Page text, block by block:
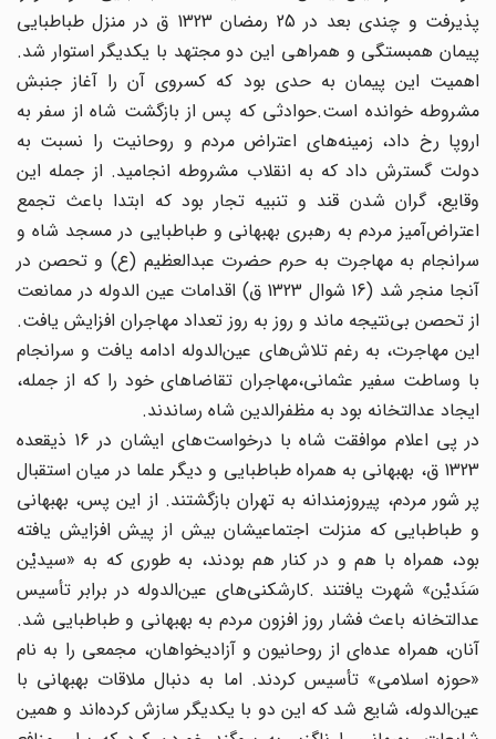
پذیرفت و چندی بعد در 25 رمضان 1323 ق در منزل طباطبایی
پیمان همبستگی و همراهی این دو مجتهد با یکدیگر استوار شد.
اهمیت این پیمان به حدی بود که کسروی آن را آغاز جنبش
مشروطه خوانده است.حوادثی که پس از بازگشت شاه از سفر به
اروپا رخ داد، زمینه‌های اعتراض مردم و روحانیت را نسبت به
دولت گسترش داد که به انقلاب مشروطه انجامید. از جمله این
وقایع، گران شدن قند و تنبیه تجار بود که ابتدا باعث تجمع
اعتراض‌آمیز مردم به رهبری بهبهانی و طباطبایی در مسجد شاه و
سرانجام به مهاجرت به حرم حضرت عبدالعظیم (ع) و تحصن در
آنجا منجر شد (16 شوال 1323 ق) اقدامات عین‌ الدوله در ممانعت
از تحصن بی‌نتیجه ماند و روز به روز تعداد مهاجران افزایش یافت.
این مهاجرت، به رغم تلاش‌های عین‌الدوله ادامه یافت و سرانجام
با وساطت سفیر عثمانی،‌مهاجران تقاضاهای خود را که از جمله،‌
ایجاد عدالتخانه بود به مظفرالدین شاه رساندند.
در پی اعلام موافقت شاه با درخواست‌های ایشان در 16 ذیقعده
1323 ق، بهبهانی به همراه طباطبایی و دیگر علما در میان استقبال
پر شور مردم،‌ پیروزمندانه به تهران بازگشتند. از این پس، بهبهانی
و طباطبایی که منزلت اجتماعیشان بیش از پیش افزایش یافته
بود، همراه با هم و در کنار هم بودند، به طوری که به «سیدیْن
سَنَدیْن» شهرت یافتند .کارشکنی‌های عین‌الدوله در برابر تأسیس
عدالتخانه باعث فشار روز افزون مردم به بهبهانی و طباطبایی شد.
آنان، همراه عده‌ای از روحانیون و آزادیخواهان، مجمعی را به نام
«حوزه اسلامی» تأسیس کردند. اما به دنبال ملاقات بهبهانی با
عین‌الدوله، شایع شد که این دو با یکدیگر سازش کرده‌اند و همین